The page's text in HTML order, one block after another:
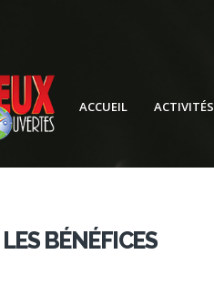
ACCUEIL ACTIVITÉS
BÉNÉFICES